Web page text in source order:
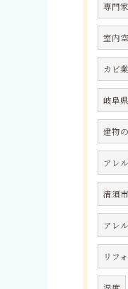
専門
室内
カビ
岐阜県
建物
アレ
清須市
アレ
リフ